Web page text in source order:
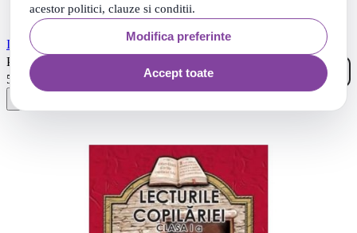
acestor politici, clauze si conditii.
Modifica preferinte
Accept toate
In tara Lectiilor Neinvatate - Lea Gheraskina
PRP: 10
00
5
Lei